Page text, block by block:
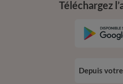
Téléchargez
Depuis